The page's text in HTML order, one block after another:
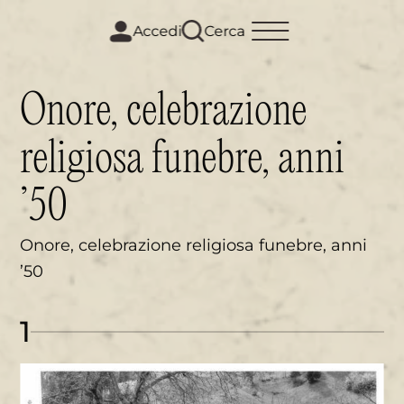
Accedi Cerca
Onore, celebrazione
religiosa funebre, anni
’50
Onore, celebrazione religiosa funebre, anni
’50
1